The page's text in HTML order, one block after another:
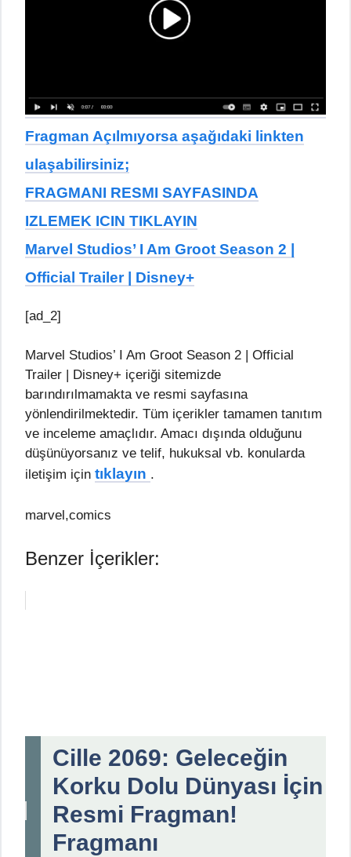
Fragman Açılmıyorsa aşağıdaki linkten
ulaşabilirsiniz;
FRAGMANI RESMI SAYFASINDA
IZLEMEK ICIN TIKLAYIN
Marvel Studios’ I Am Groot Season 2 |
Official Trailer | Disney+
[ad_2]
Marvel Studios’ I Am Groot Season 2 | Official
Trailer | Disney+ içeriği sitemizde
barındırılmamakta ve resmi sayfasına
yönlendirilmektedir. Tüm içerikler tamamen tanıtım
ve inceleme amaçlıdır. Amacı dışında olduğunu
düşünüyorsanız ve telif, hukuksal vb. konularda
iletişim için tıklayın .
marvel,comics
Benzer İçerikler:
Cille 2069: Geleceğin
Korku Dolu Dünyası İçin
Resmi Fragman!
Fragmanı